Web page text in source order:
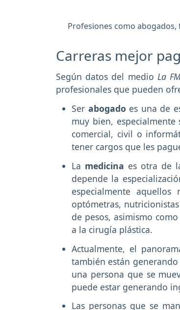
Profesiones como
Carreras mejor
Según datos del medio La
profesionales que pueden
Ser abogado es una de
muy bien,
comercial, civil o
tener cargos que les
La medicina es otra de
depende la
especialmente
optómetras,
de pesos, asimismo
a la cirugía plástica.
Actualmente, el
también están
una persona que se
puede estar generando
Las personas que se